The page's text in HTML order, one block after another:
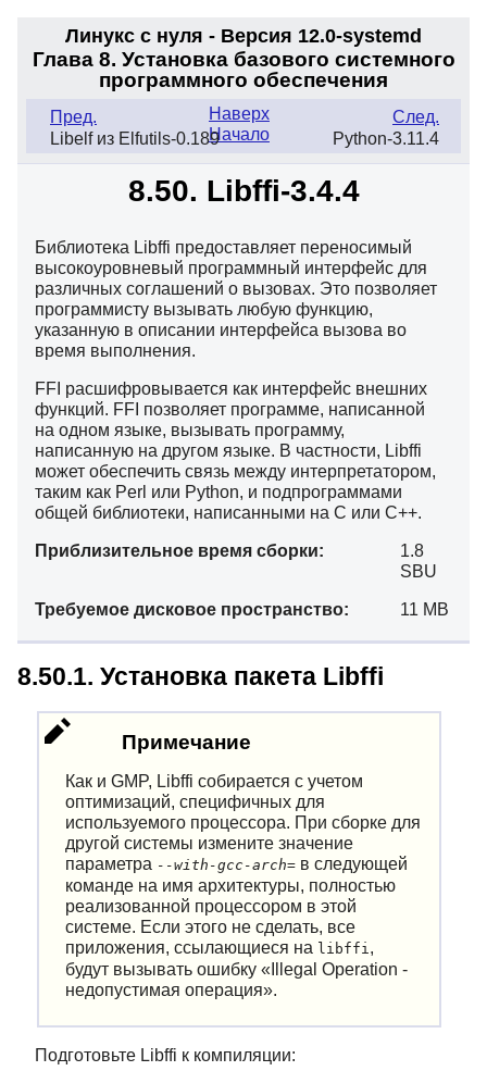
Линукс с нуля - Версия 12.0-systemd
Глава 8. Установка базового системного
программного обеспечения
Пред.
Libelf из Elfutils-0.189
След.
Python-3.11.4
Наверх
Начало
8.50. Libffi-3.4.4
Библиотека Libffi предоставляет переносимый
высокоуровневый программный интерфейс для
различных соглашений о вызовах. Это позволяет
программисту вызывать любую функцию,
указанную в описании интерфейса вызова во
время выполнения.
FFI расшифровывается как интерфейс внешних
функций. FFI позволяет программе, написанной
на одном языке, вызывать программу,
написанную на другом языке. В частности, Libffi
может обеспечить связь между интерпретатором,
таким как Perl или Python, и подпрограммами
общей библиотеки, написанными на C или C++.
Приблизительное время сборки:
1.8
SBU
Требуемое дисковое пространство: 11 MB
8.50.1. Установка пакета Libffi
Примечание
Как и GMP, Libffi собирается с учетом
оптимизаций, специфичных для
используемого процессора. При сборке для
другой системы измените значение
параметра --with-gcc-arch= в следующей
команде на имя архитектуры, полностью
реализованной процессором в этой
системе. Если этого не сделать, все
приложения, ссылающиеся на libffi,
будут вызывать ошибку« Illegal Operation -
недопустимая операция».
Подготовьте Libffi к компиляции: